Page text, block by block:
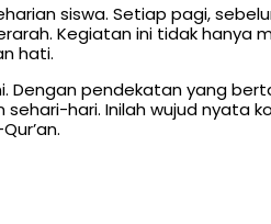
siswa. Setiap pagi,
Kegiatan ini tidak hanya
hati.
Dengan pendekatan yang
hari. Inilah wujud nyata